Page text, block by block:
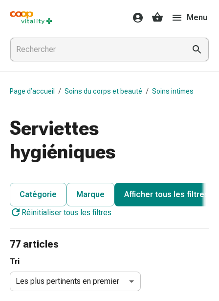
Médicaments
et
santé
Grippe
et
Refroidissement
pour
Médicaments
contre
la
rhume
Maux
bronchite
Inhalateurs
Menu
Page d’accueil / Soins du corps et beauté / Soins intimes
Serviettes
hygiéniques
Catégorie Marque
Afficher tous les filtres
Réinitialiser tous les filtres
77 articles
Tri
Les plus pertinents en premier